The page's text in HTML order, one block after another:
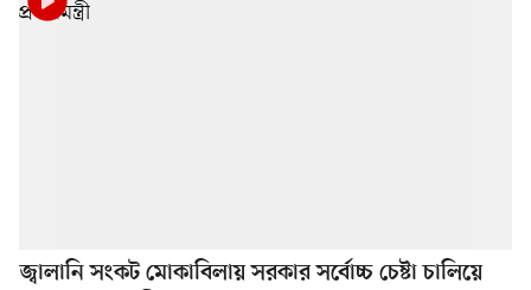
জ্বালানি সংকট মোকাবিলায় সরকার সর্বোচ্চ চেষ্টা চালিয়ে